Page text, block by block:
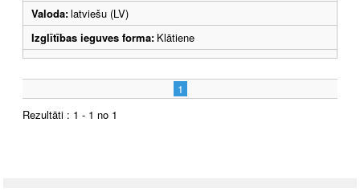
Valoda:latviešu (LV)
Izglītības ieguves forma: Klātiene
1
Rezultāti : 1 - 1 no 1